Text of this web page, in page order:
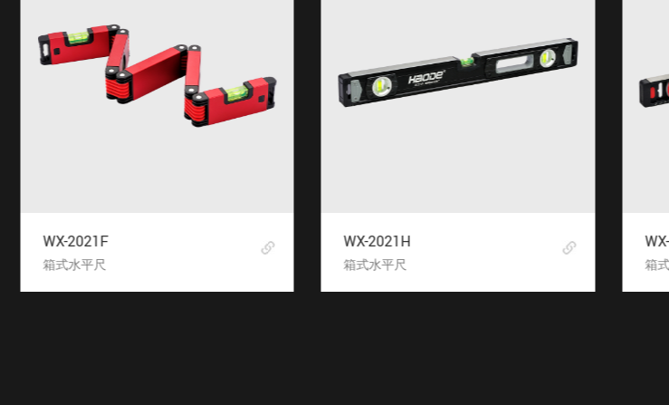
WX-2021F
箱式水平尺
WX-2021H
箱式水平尺 箱